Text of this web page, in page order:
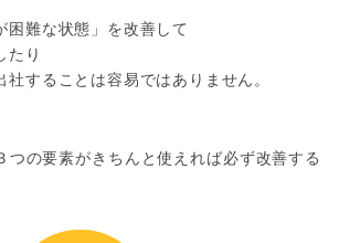
困難な状態」を改善して
たり
社することは容易ではありません。
つの要素がきちんと使えれば必ず改善する